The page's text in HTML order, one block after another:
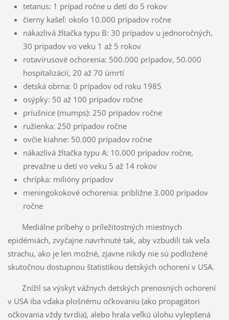
tetanus: 1 prípad ročne u detí do 5 rokov
čierny kašeľ: okolo 10.000 prípadov ročne
nákazlivá žltačka typu B: 30 prípadov u jednoročných,
30 prípadov vo veku 1 až 5 rokov
rotavírusové ochorenia: 500.000 prípadov, 50.000
hospitalizácií, 20 až 70 úmrtí
detská obrna: 0 prípadov od roku 1985
osýpky: 50 až 100 prípadov ročne
príušnice (mumps): 250 prípadov ročne
ružienka: 250 prípadov ročne
ovčie kiahne: 50.000 prípadov ročne
nákazlivá žltačka typu A: 10.000 prípadov ročne,
prevažne u detí vo veku 5 až 14 rokov
chrípka: milióny prípadov
meningokokové ochorenia: približne 3.000 prípadov
ročne
Mediálne príbehy o príležitostných miestnych
epidémiách, zvyčajne navrhnuté tak, aby vzbudili tak veľa
strachu, ako je len možné, zjavne nikdy nie sú podložené
skutočnou dostupnou štatistikou detských ochorení v USA.
Znížil sa výskyt vážnych detských prenosných ochorení
v USA iba vďaka plošnému očkovaniu (ako propagátori
očkovania vždy tvrdia), alebo hrala veľkú úlohu vylepšená